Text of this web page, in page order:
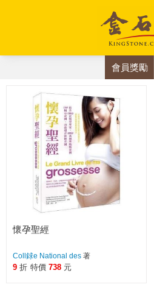
會員獎勵
懷孕聖經
Coll銶e National des 著
9 折 特價 738 元